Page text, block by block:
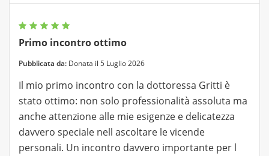
Primo incontro ottimo
Pubblicata da: Donata il 5 Luglio 2026
Il mio primo incontro con la dottoressa Gritti è
stato ottimo: non solo professionalità assoluta ma
anche attenzione alle mie esigenze e delicatezza
davvero speciale nell ascoltare le vicende
personali. Un incontro davvero importante per l